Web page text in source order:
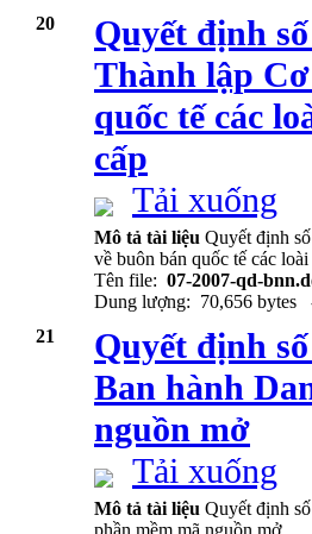
20
Quyết định
Thành lập
quốc tế các
cấp
Tải xuống
Mô tả tài liệu Quyết định
về buôn bán quốc tế các
Tên file: 07-2007-qd-
Dung lượng: 70,656 bytes
21
Quyết định
Ban hành
nguồn mở
Tải xuống
Mô tả tài liệu Quyết định
phần mềm mã nguồn mở